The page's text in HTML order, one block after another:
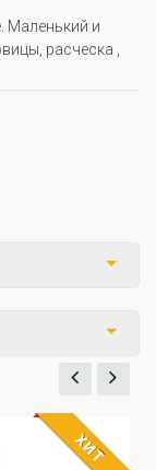
Маленький и
расческа ,
ХИТ